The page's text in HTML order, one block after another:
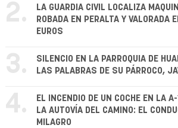
2.
LA GUARDIA CIVIL LOCALIZA
ROBADA EN PERALTA Y
EUROS
3.
SILENCIO EN LA PARROQUIA DE
LAS PALABRAS DE SU PÁRROCO,
4.
EL INCENDIO DE UN COCHE EN LA
LA AUTOVÍA DEL CAMINO: EL
MILAGRO